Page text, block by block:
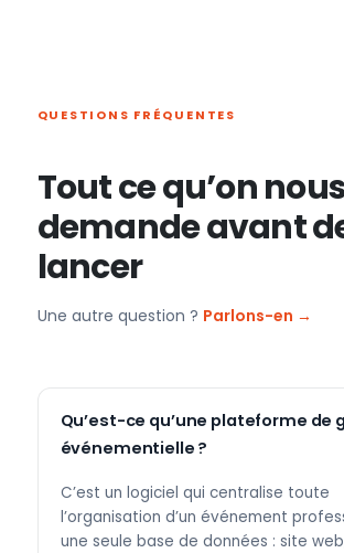
QUESTIONS FRÉQUENTES
Tout ce qu’on
demande avant
lancer
Une autre question ? Parlons-en →
Qu’est-ce qu’une plateforme de
événementielle ?
C’est un logiciel qui centralise toute
l’organisation d’un événement
une seule base de données : site